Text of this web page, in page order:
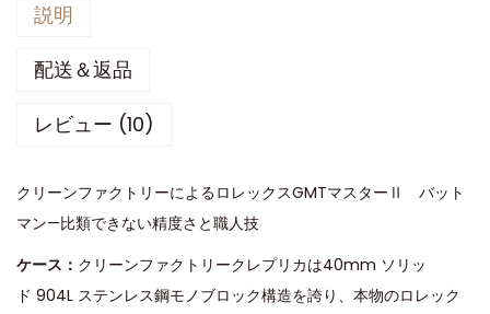
説明
配送＆返品
レビュー (10)
クリーンファクトリーによるロレックスGMTマスターⅡ バット
マン—比類できない精度さと職人技
ケース： クリーンファクトリークレプリカは40mm ソリッ
ド 904L ステンレス鋼モノブロック構造を誇り、本物のロレック